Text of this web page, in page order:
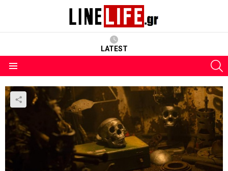
LATEST